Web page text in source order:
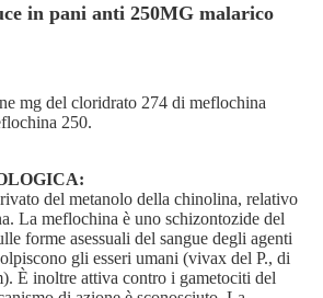
in pani anti 250MG malarico
mg del cloridrato 274 di meflochina
250.
del metanolo della chinolina, relativo
La meflochina è uno schizontozide del
forme asessuali del sangue degli agenti
gli esseri umani (vivax del P., di
È inoltre attiva contro i gametociti del